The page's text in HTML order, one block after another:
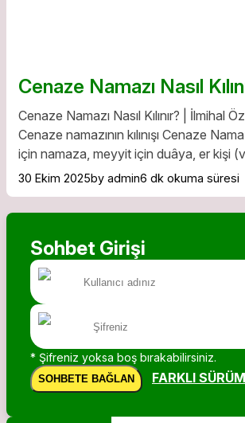
Cenaze Namazı Nasıl
Cenaze Namazı Nasıl Kılınır? | İlmihal
Cenaze namazının kılınışı Cenaze
için namaza, meyyit için duâya, er kişi
30 Ekim 2025by admin6 dk okuma süresi
Sohbet Girişi
* Şifreniz yoksa boş bırakabilirsiniz.
SOHBETE BAĞLAN FARKLI